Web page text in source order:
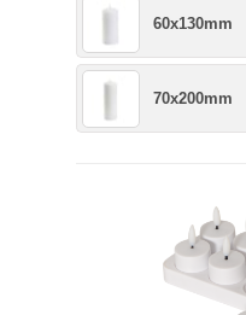
60x130mm
70x200mm